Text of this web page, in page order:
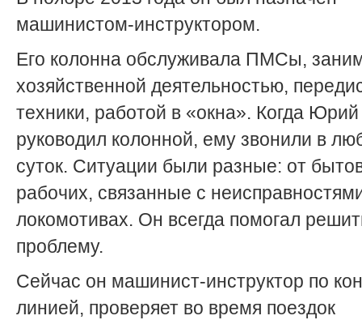
машинистом-инструктором.
Его колонна обслуживала ПМСы,
хозяйственной деятельностью,
техники, работой в «окна». Когда
руководил колонной, ему звонили в
суток. Ситуации были разные: от
рабочих, связанные с
локомотивах. Он всегда помогал
проблему.
Сейчас он машинист-инструктор по
линией, проверяет во время поездок